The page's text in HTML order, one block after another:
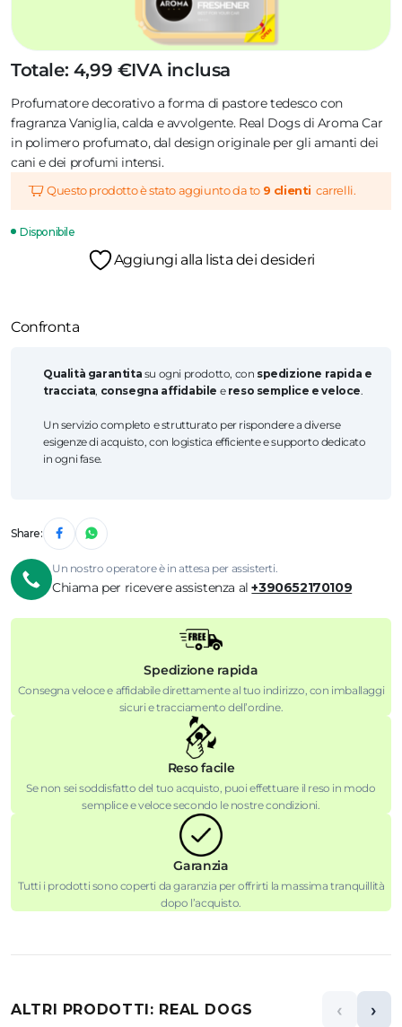
IVA inclusa
Totale: 4,99 €
Profumatore decorativo a forma di pastore tedesco con
fragranza Vaniglia, calda e avvolgente. Real Dogs di Aroma Car
in polimero profumato, dal design originale per gli amanti dei
cani e dei profumi intensi.
Questo prodotto è stato aggiunto da to 9 clienti carrelli.
Disponibile
Aggiungi alla lista dei desideri
Confronta
Qualità garantita su ogni prodotto, con spedizione rapida e
tracciata, consegna affidabile e reso semplice e veloce.
Un servizio completo e strutturato per rispondere a diverse
esigenze di acquisto, con logistica efficiente e supporto dedicato
in ogni fase.
Share:
Un nostro operatore è in attesa per assisterti.
Chiama per ricevere assistenza al+390652170109
Spedizione rapida
Consegna veloce e affidabile direttamente al tuo indirizzo, con imballaggi
sicuri e tracciamento dell’ordine.
Reso facile
Se non sei soddisfatto del tuo acquisto, puoi effettuare il reso in modo
semplice e veloce secondo le nostre condizioni.
Garanzia
Tutti i prodotti sono coperti da garanzia per offrirti la massima tranquillità
dopo l’acquisto.
ALTRI PRODOTTI: REAL DOGS ‹ ›